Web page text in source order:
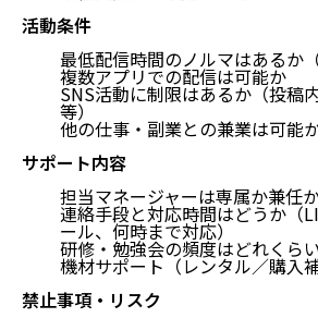
活動条件
最低配信時間のノルマはあるか
複数アプリでの配信は可能か
SNS活動に制限はあるか（投稿
等）
他の仕事・副業との兼業は可能
サポート内容
担当マネージャーは専属か兼任
連絡手段と対応時間はどうか（
ール、何時まで対応）
研修・勉強会の頻度はどれくら
機材サポート（レンタル／購入
禁止事項・リスク